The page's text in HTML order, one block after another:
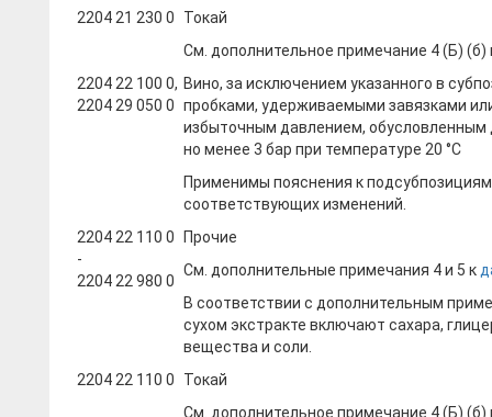
2204 21 230 0
Токай
См. дополнительное примечание 4 (Б) (б)
2204 22 100 0,
2204 29 050 0
Вино, за исключением указанного в
пробками, удерживаемыми завязками
избыточным давлением, обусловленным
но менее 3 бар при температуре 20 °C
Применимы пояснения к
соответствующих изменений.
2204 22 110 0
-
2204 22 980 0
Прочие
См. дополнительные примечания 4 и 5 к
В соответствии с дополнительным
сухом экстракте включают сахара,
вещества и соли.
2204 22 110 0
Токай
См. дополнительное примечание 4 (Б) (б)